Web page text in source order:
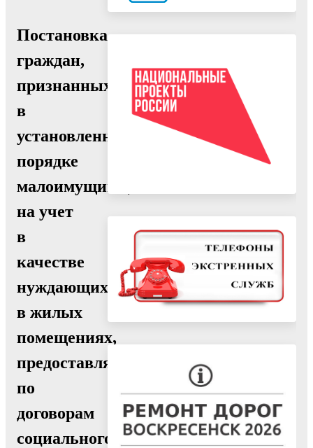
Постановка
граждан,
признанных
в
установленном
порядке
малоимущими,
на учет
в
качестве
нуждающихся
в жилых
помещениях,
предоставляемых
по
договорам
социального